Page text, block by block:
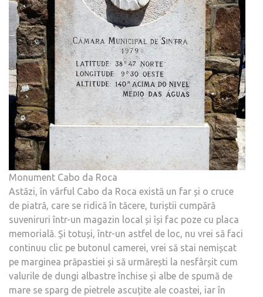
Monument Cabo da Roca
Astăzi, în vârful Cabo da Roca există un far și o cruce
de piatră, care se ridică în tăcere, turiștii cumpără
suveniruri într-un magazin local și își fac poze cu placa
memorială. Și totuși, într-un astfel de loc, nu vrei să faci
continuu clic pe butonul camerei, vrei să stai nemișcat
pe marginea prăpastiei și să urmărești la nesfârșit cum
valurile de dungi albastre închise și albe de spumă de
mare se sparg de pietrele ascuțite ale coastei, iar în